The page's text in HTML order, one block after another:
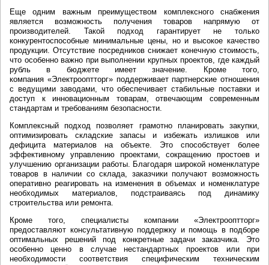
Еще одним важным преимуществом комплексного снабжения
является возможность получения товаров напрямую от
производителей. Такой подход гарантирует не только
конкурентоспособные минимальные цены, но и высокое качество
продукции. Отсутствие посредников снижает конечную стоимость,
что особенно важно при выполнении крупных проектов, где каждый
рубль в бюджете имеет значение. Кроме того,
компания «Электрооптторг» поддерживает партнерские отношения
с ведущими заводами, что обеспечивает стабильные поставки и
доступ к инновационным товарам, отвечающим современным
стандартам и требованиям безопасности.
Комплексный подход позволяет грамотно планировать закупки,
оптимизировать складские запасы и избежать излишков или
дефицита материалов на объекте. Это способствует более
эффективному управлению проектами, сокращению простоев и
улучшению организации работы. Благодаря широкой номенклатуре
товаров в наличии со склада, заказчики получают возможность
оперативно реагировать на изменения в объемах и номенклатуре
необходимых материалов, подстраиваясь под динамику
строительства или ремонта.
Кроме того, специалисты компании «Электрооптторг»
предоставляют консультативную поддержку и помощь в подборе
оптимальных решений под конкретные задачи заказчика. Это
особенно ценно в случае нестандартных проектов или при
необходимости соответствия специфическим техническим